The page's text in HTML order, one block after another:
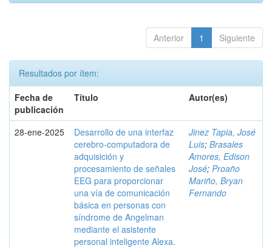
Anterior 1 Siguiente
Resultados por ítem:
Fecha de
publicación
Título Autor(es)
28-ene-2025
Desarrollo de una interfaz
cerebro-computadora de
adquisición y
procesamiento de señales
EEG para proporcionar
una vía de comunicación
básica en personas con
síndrome de Angelman
mediante el asistente
personal inteligente Alexa.
Jinez Tapia, José
Luis; Brasales
Amores, Edison
José; Proaño
Mariño, Bryan
Fernando